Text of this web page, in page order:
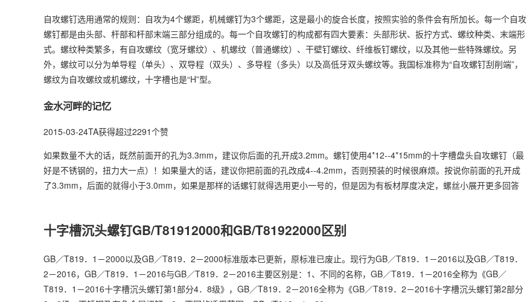
自攻螺钉选用通常的规则：自攻为4个螺距，机械螺钉为3个螺距，这是最小的旋合长度，按照实验的条件会有所加长。每一个自攻
螺钉都是由头部、杆部和杆部末端三部分组成的。每一个自攻螺钉的构成都有四大要素：头部形状、扳拧方式、螺纹种类、末端形
式。螺纹种类繁多，有自攻螺纹（宽牙螺纹）、机螺纹（普通螺纹）、干壁钉螺纹、纤维板钉螺纹，以及其他一些特殊螺纹。另
外，螺纹可以分为单导程（单头）、双导程（双头）、多导程（多头）以及高低牙双头螺纹等。我国标准称为“自攻螺钉刮削端”，
螺纹为自攻螺纹或机螺纹，十字槽也是“H”型。
金水河畔的记忆
2015-03-24TA获得超过2291个赞
如果数量不大的话，既然前面开的孔为3.3mm，建议你后面的孔开成3.2mm。螺钉使用4*12--4*15mm的十字槽盘头自攻螺钉（最
好是不锈钢的，扭力大一点）！如果量大的话，建议你把前面的孔改成4--4.2mm，否则预装的时候很麻烦。按说你前面的孔开成
了3.3mm，后面的就得小于3.0mm，如果是那样的话螺钉就得选用更小一号的，但是因为有板材厚度决定，螺丝小展开更多回答
十字槽沉头螺钉GB/T81912000和GB/T81922000区别
GB／T819．1－2000以及GB／T819．2－2000标准版本已更新，原标准已废止。现行为GB／T819．1－2016以及GB／T819．
2－2016，GB／T819．1－2016与GB／T819．2－2016主要区别是：1、不同的名称，GB／T819．1－2016全称为《GB／
T819．1－2016十字槽沉头螺钉第1部分4．8级》，GB／T819．2－2016全称为《GB／T819．2－2016十字槽沉头螺钉第2部分
工
品